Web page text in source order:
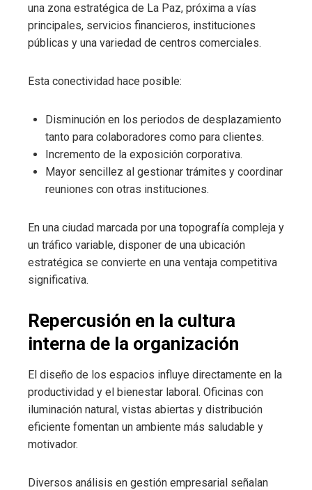
una zona estratégica de La Paz, próxima a vías
principales, servicios financieros, instituciones
públicas y una variedad de centros comerciales.
Esta conectividad hace posible:
Disminución en los periodos de desplazamiento
tanto para colaboradores como para clientes.
Incremento de la exposición corporativa.
Mayor sencillez al gestionar trámites y coordinar
reuniones con otras instituciones.
En una ciudad marcada por una topografía compleja y
un tráfico variable, disponer de una ubicación
estratégica se convierte en una ventaja competitiva
significativa.
Repercusión en la cultura
interna de la organización
El diseño de los espacios influye directamente en la
productividad y el bienestar laboral. Oficinas con
iluminación natural, vistas abiertas y distribución
eficiente fomentan un ambiente más saludable y
motivador.
Diversos análisis en gestión empresarial señalan